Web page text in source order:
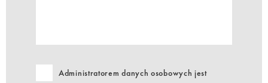
Administratorem danych osobowych jest